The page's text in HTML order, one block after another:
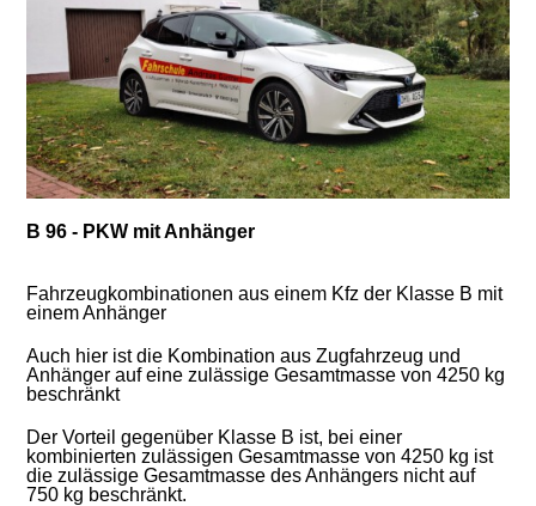
B 96 - PKW mit Anhänger
Fahrzeugkombinationen aus einem Kfz der Klasse B mit
einem Anhänger
Auch hier ist die Kombination aus Zugfahrzeug und
Anhänger auf eine zulässige Gesamtmasse von 4250 kg
beschränkt
Der Vorteil gegenüber Klasse B ist, bei einer
kombinierten zulässigen Gesamtmasse von 4250 kg ist
die zulässige Gesamtmasse des Anhängers nicht auf
750 kg beschränkt.